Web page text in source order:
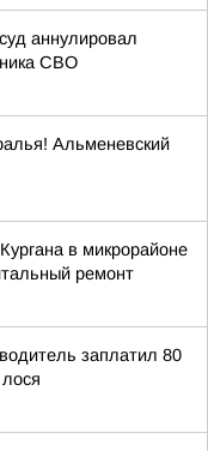
аннулировал
СВО
Альменевский
в микрорайоне
ремонт
заплатил 80